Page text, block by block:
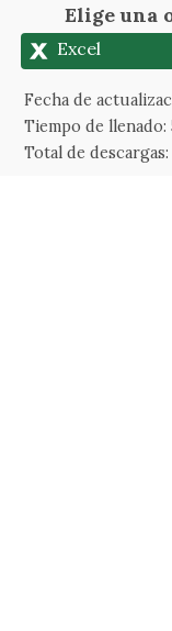
Elige una
Excel
Fecha de
Tiempo de llenado:
Total de